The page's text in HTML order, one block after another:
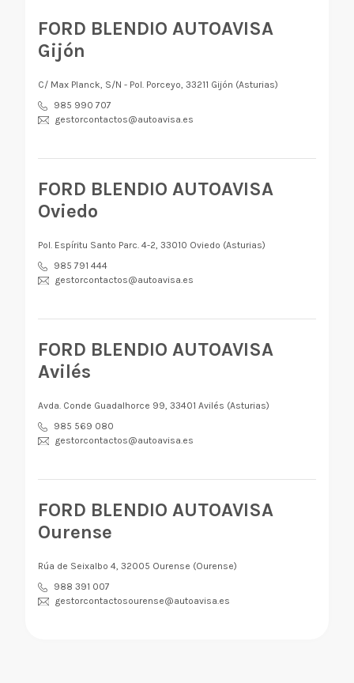
FORD BLENDIO AUTOAVISA
Gijón
C/ Max Planck, S/N - Pol. Porceyo, 33211 Gijón (Asturias)
985 990 707
gestorcontactos@autoavisa.es
FORD BLENDIO AUTOAVISA
Oviedo
Pol. Espíritu Santo Parc. 4-2, 33010 Oviedo (Asturias)
985 791 444
gestorcontactos@autoavisa.es
FORD BLENDIO AUTOAVISA
Avilés
Avda. Conde Guadalhorce 99, 33401 Avilés (Asturias)
985 569 080
gestorcontactos@autoavisa.es
FORD BLENDIO AUTOAVISA
Ourense
Rúa de Seixalbo 4, 32005 Ourense (Ourense)
988 391 007
gestorcontactosourense@autoavisa.es